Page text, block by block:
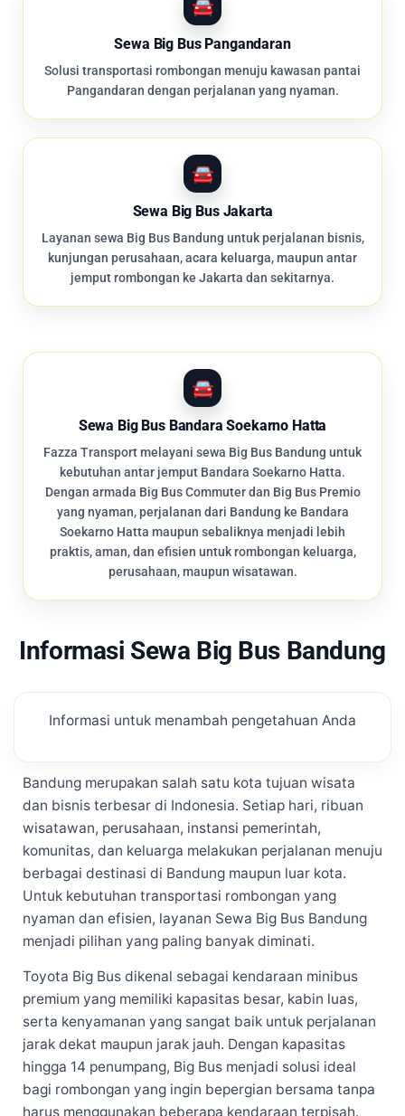
Sewa Big Bus Pangandaran
Solusi transportasi rombongan menuju kawasan pantai
Pangandaran dengan perjalanan yang nyaman.
Sewa Big Bus Jakarta
Layanan sewa Big Bus Bandung untuk perjalanan bisnis,
kunjungan perusahaan, acara keluarga, maupun antar
jemput rombongan ke Jakarta dan sekitarnya.
Sewa Big Bus Bandara Soekarno Hatta
Fazza Transport melayani sewa Big Bus Bandung untuk
kebutuhan antar jemput Bandara Soekarno Hatta.
Dengan armada Big Bus Commuter dan Big Bus Premio
yang nyaman, perjalanan dari Bandung ke Bandara
Soekarno Hatta maupun sebaliknya menjadi lebih
praktis, aman, dan efisien untuk rombongan keluarga,
perusahaan, maupun wisatawan.
Informasi Sewa Big Bus Bandung
Informasi untuk menambah pengetahuan Anda
Bandung merupakan salah satu kota tujuan wisata
dan bisnis terbesar di Indonesia. Setiap hari, ribuan
wisatawan, perusahaan, instansi pemerintah,
komunitas, dan keluarga melakukan perjalanan menuju
berbagai destinasi di Bandung maupun luar kota.
Untuk kebutuhan transportasi rombongan yang
nyaman dan efisien, layanan Sewa Big Bus Bandung
menjadi pilihan yang paling banyak diminati.
Toyota Big Bus dikenal sebagai kendaraan minibus
premium yang memiliki kapasitas besar, kabin luas,
serta kenyamanan yang sangat baik untuk perjalanan
jarak dekat maupun jarak jauh. Dengan kapasitas
hingga 14 penumpang, Big Bus menjadi solusi ideal
bagi rombongan yang ingin bepergian bersama tanpa
harus menggunakan beberapa kendaraan terpisah.